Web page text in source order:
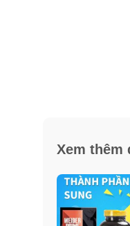
Xem thêm